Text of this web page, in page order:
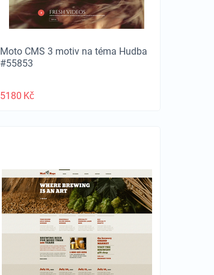
Moto CMS 3 motiv na téma Hudba
#55853
5180 Kč